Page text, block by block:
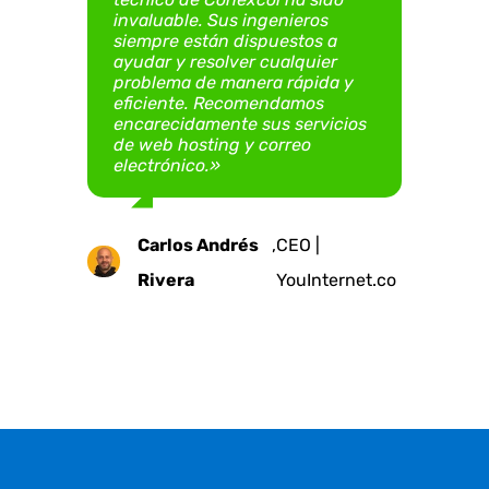
invaluable. Sus ingenieros
siempre están dispuestos a
ayudar y resolver cualquier
problema de manera rápida y
eficiente. Recomendamos
encarecidamente sus servicios
de web hosting y correo
electrónico.»
Carlos Andrés
Rivera
,CEO |
YouInternet.co
Emilia
Ruiz
,Presidenta | Fundación
Teletón Colombia -
Teleton.org.co
Juan C.
Castillo E.
,Gerente | Argus
Ingeniería
Mauricio
Uribe
,Gerente |
VirtualImpact.digital
Guzmán Mora Digital S.A.S.
sitio web ha sido una
experiencia grata, confiable y
exitosa»
Edgar
Andrés
Neira
,Representante Legal